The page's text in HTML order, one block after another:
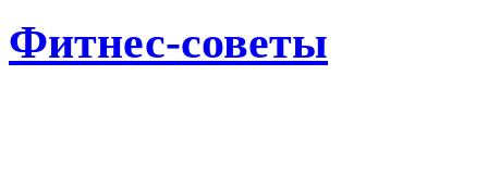
Фитнес-советы